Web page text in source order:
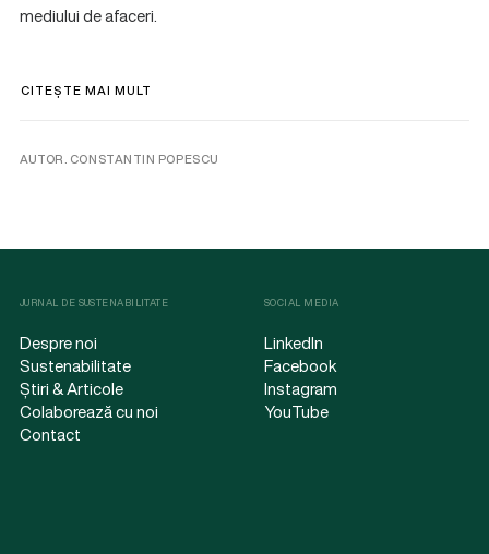
mediului de afaceri.
CITEȘTE MAI MULT
AUTOR. CONSTANTIN POPESCU
JURNAL DE SUSTENABILITATE
Despre noi
Sustenabilitate
Știri & Articole
Colaborează cu noi
Contact
SOCIAL MEDIA
LinkedIn
Facebook
Instagram
YouTube